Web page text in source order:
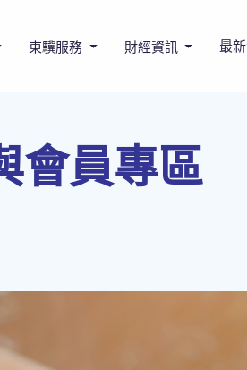
東驥服務 財經資訊 最
會員專區